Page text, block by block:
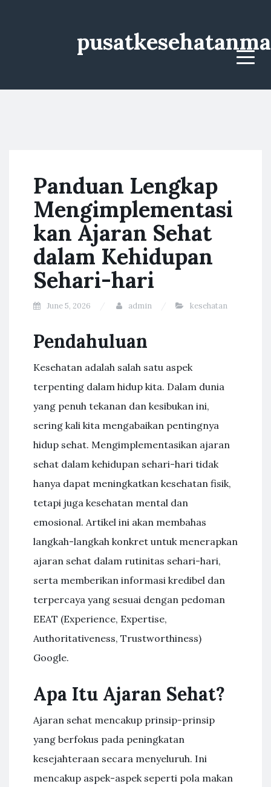
Menu
Panduan Lengkap
Mengimplementasi
kan Ajaran Sehat
dalam Kehidupan
Sehari-hari
June 5, 2026 admin kesehatan
Pendahuluan
Kesehatan adalah salah satu aspek
terpenting dalam hidup kita. Dalam dunia
yang penuh tekanan dan kesibukan ini,
sering kali kita mengabaikan pentingnya
hidup sehat. Mengimplementasikan ajaran
sehat dalam kehidupan sehari-hari tidak
hanya dapat meningkatkan kesehatan fisik,
tetapi juga kesehatan mental dan
emosional. Artikel ini akan membahas
langkah-langkah konkret untuk menerapkan
ajaran sehat dalam rutinitas sehari-hari,
serta memberikan informasi kredibel dan
terpercaya yang sesuai dengan pedoman
EEAT (Experience, Expertise,
Authoritativeness, Trustworthiness)
Google.
Apa Itu Ajaran Sehat?
Ajaran sehat mencakup prinsip-prinsip
yang berfokus pada peningkatan
kesejahteraan secara menyeluruh. Ini
mencakup aspek-aspek seperti pola makan